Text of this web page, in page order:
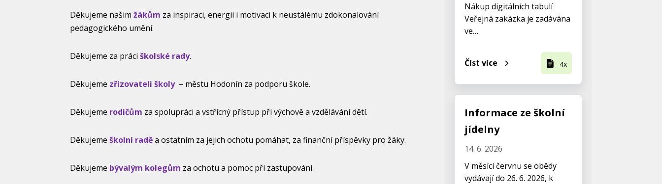
Děkujeme našim žákům za inspiraci, energii i motivaci k neustálému zdokonalování
pedagogického umění.
Děkujeme za práci školské rady.
Děkujeme zřizovateli školy– městu Hodonín za podporu škole.
Děkujeme rodičům za spolupráci a vstřícný přístup při výchově a vzdělávání dětí.
Děkujeme školní raděa ostatním za jejich ochotu pomáhat, za finanční příspěvky pro žáky.
Děkujeme bývalým kolegům za ochotu a pomoc při zastupování.
Nákup digitálních tabulí
Veřejná zakázka je zadávána
ve…
Číst více 4x
Informace ze školní
jídelny
14. 6. 2026
V měsíci červnu se obědy
vydávají do 26. 6. 2026, k